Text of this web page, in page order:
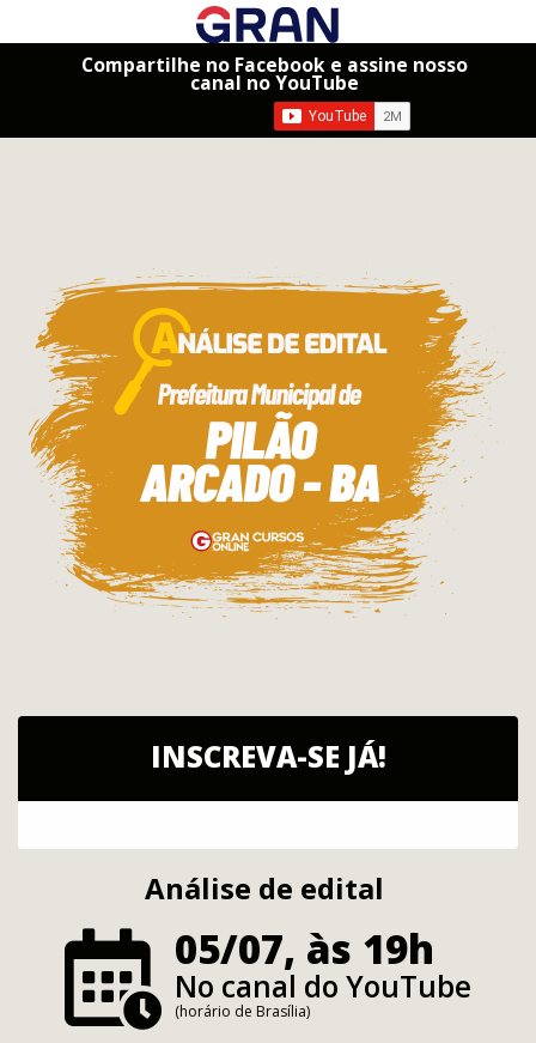
Compartilhe no Facebook e assine nosso
canal no YouTube
INSCREVA-SE JÁ!
Análise de edital
05/07, às 19h
No canal do YouTube
(horário de Brasília)